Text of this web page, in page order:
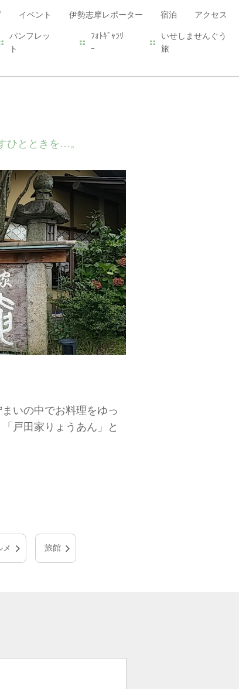
イベント 伊勢志摩レポーター 宿泊 アクセス
パンフレッ
ト
ﾌｫﾄｷﾞｬﾗﾘ
ｰ
いせしませんぐう
旅
ひとときを…。
いの中でお料理をゆっ
戸田家りょうあん」と
メ 旅館